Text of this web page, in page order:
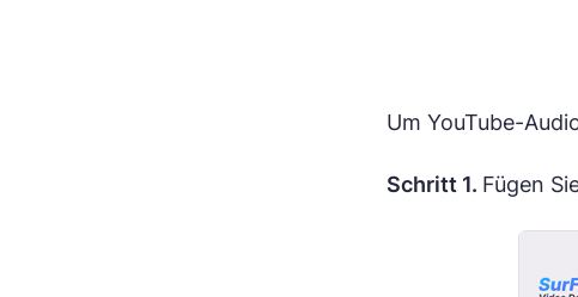
Um YouTube-
Schritt 1. Fügen